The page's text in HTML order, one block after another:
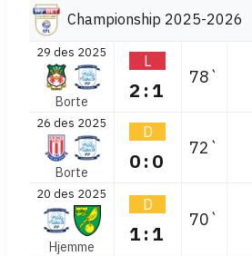
Championship 2025-2026
29 des 2025
Borte
L
2:1
78`
26 des 2025
Borte
D
0:0
72`
20 des 2025
Hjemme
D
1:1
70`